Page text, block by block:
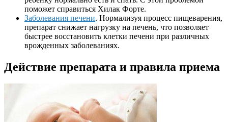
поможет справиться Хилак Форте.
Заболевания печени. Нормализуя процесс пищеварения,
препарат снижает нагрузку на печень, что позволяет
быстрее восстановить клетки печени при различных
врожденных заболеваниях.
Действие препарата и правила приема